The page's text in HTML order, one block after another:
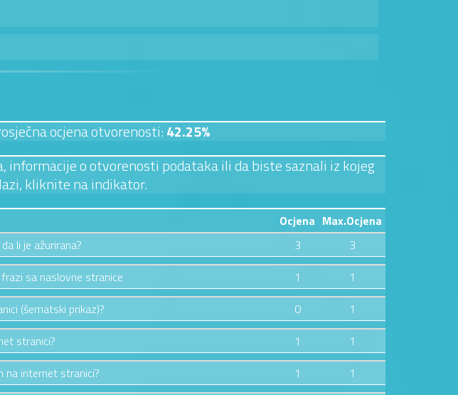
ocjena otvorenosti:42.25%
informacije o otvorenosti podataka ili da biste saznali iz kojeg
kliknite na indikator.
Ocjena Max.Ocjena
li je ažurirana? 3
3
sa naslovne stranice 1
1
(šematski prikaz)? 0
1
stranici? 1
1
na internet stranici? 1
1